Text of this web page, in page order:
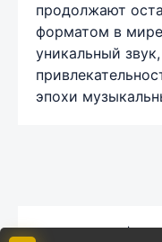
продолжают
форматом в
уникальный
эпохи